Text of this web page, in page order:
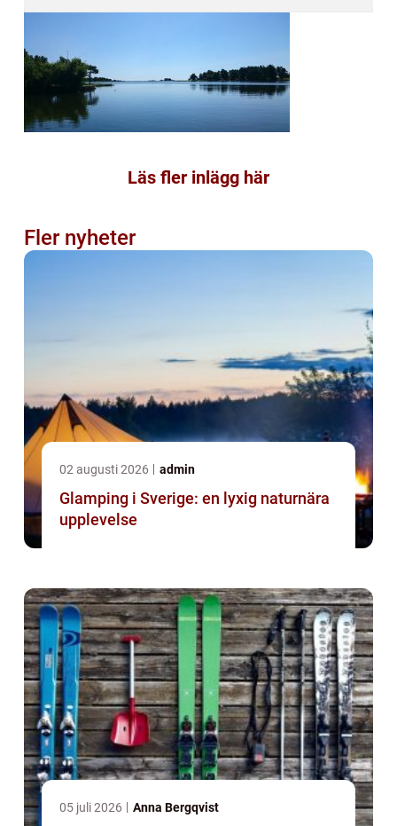
Läs fler inlägg här
Fler nyheter
02 augusti 2026 admin
Glamping i Sverige: en lyxig naturnära
upplevelse
05 juli 2026 Anna Bergqvist